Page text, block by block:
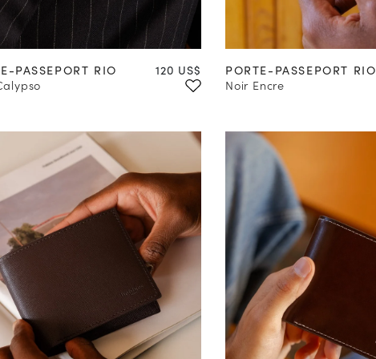
PASSEPORT RIO
Prix
120 US$
PORTE-PASSEPORT RIO
Noir Encre